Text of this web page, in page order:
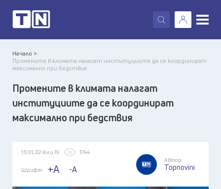
X
Начало >
Промените в климата налагат институциите да се координират
максимално при бедствия
Промените в климата налагат
институциите да се координират
максимално при бедствия
13:01, 02 юли 19 1744
Шрифт: +A -A
Автор:
Topnovini